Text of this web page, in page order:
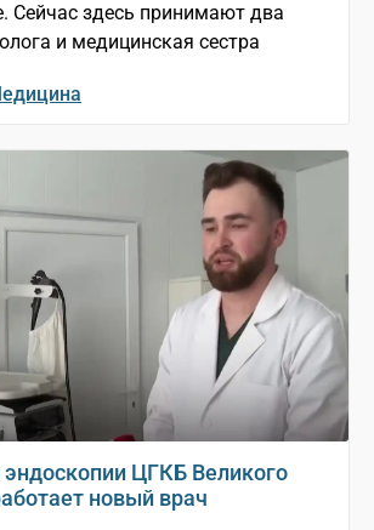
Сейчас здесь принимают два
и медицинская сестра
эндоскопии ЦГКБ Великого
новый врач